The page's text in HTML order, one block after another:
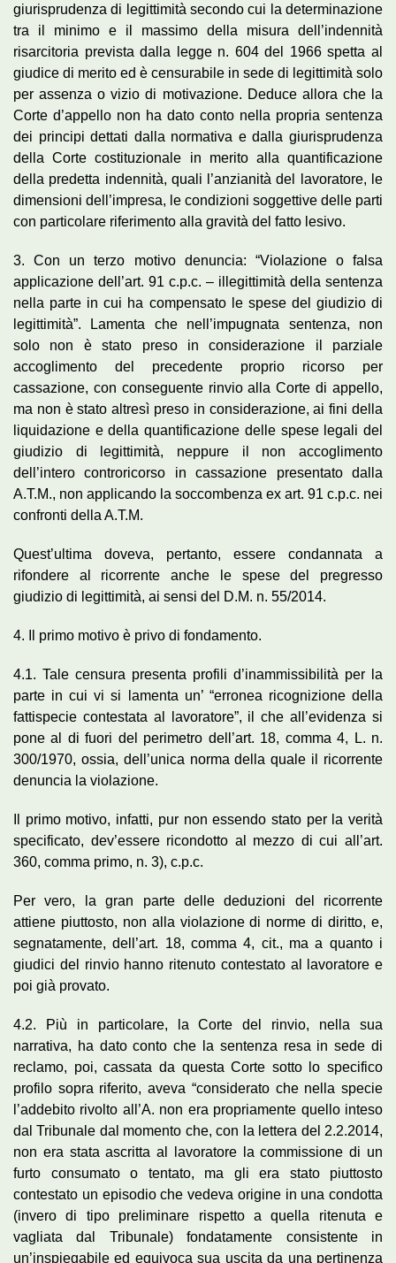
giurisprudenza di legittimità secondo cui la determinazione
tra il minimo e il massimo della misura dell’indennità
risarcitoria prevista dalla legge n. 604 del 1966 spetta al
giudice di merito ed è censurabile in sede di legittimità solo
per assenza o vizio di motivazione. Deduce allora che la
Corte d’appello non ha dato conto nella propria sentenza
dei principi dettati dalla normativa e dalla giurisprudenza
della Corte costituzionale in merito alla quantificazione
della predetta indennità, quali l’anzianità del lavoratore, le
dimensioni dell’impresa, le condizioni soggettive delle parti
con particolare riferimento alla gravità del fatto lesivo.
3. Con un terzo motivo denuncia: “Violazione o falsa
applicazione dell’art. 91 c.p.c. – illegittimità della sentenza
nella parte in cui ha compensato le spese del giudizio di
legittimità”. Lamenta che nell’impugnata sentenza, non
solo non è stato preso in considerazione il parziale
accoglimento del precedente proprio ricorso per
cassazione, con conseguente rinvio alla Corte di appello,
ma non è stato altresì preso in considerazione, ai fini della
liquidazione e della quantificazione delle spese legali del
giudizio di legittimità, neppure il non accoglimento
dell’intero controricorso in cassazione presentato dalla
A.T.M., non applicando la soccombenza ex art. 91 c.p.c. nei
confronti della A.T.M.
Quest’ultima doveva, pertanto, essere condannata a
rifondere al ricorrente anche le spese del pregresso
giudizio di legittimità, ai sensi del D.M. n. 55/2014.
4. Il primo motivo è privo di fondamento.
4.1. Tale censura presenta profili d’inammissibilità per la
parte in cui vi si lamenta un’ “erronea ricognizione della
fattispecie contestata al lavoratore”, il che all’evidenza si
pone al di fuori del perimetro dell’art. 18, comma 4, L. n.
300/1970, ossia, dell’unica norma della quale il ricorrente
denuncia la violazione.
Il primo motivo, infatti, pur non essendo stato per la verità
specificato, dev’essere ricondotto al mezzo di cui all’art.
360, comma primo, n. 3), c.p.c.
Per vero, la gran parte delle deduzioni del ricorrente
attiene piuttosto, non alla violazione di norme di diritto, e,
segnatamente, dell’art. 18, comma 4, cit., ma a quanto i
giudici del rinvio hanno ritenuto contestato al lavoratore e
poi già provato.
4.2. Più in particolare, la Corte del rinvio, nella sua
narrativa, ha dato conto che la sentenza resa in sede di
reclamo, poi, cassata da questa Corte sotto lo specifico
profilo sopra riferito, aveva “considerato che nella specie
l’addebito rivolto all’A. non era propriamente quello inteso
dal Tribunale dal momento che, con la lettera del 2.2.2014,
non era stata ascritta al lavoratore la commissione di un
furto consumato o tentato, ma gli era stato piuttosto
contestato un episodio che vedeva origine in una condotta
(invero di tipo preliminare rispetto a quella ritenuta e
vagliata dal Tribunale) fondatamente consistente in
un’inspiegabile ed equivoca sua uscita da una pertinenza